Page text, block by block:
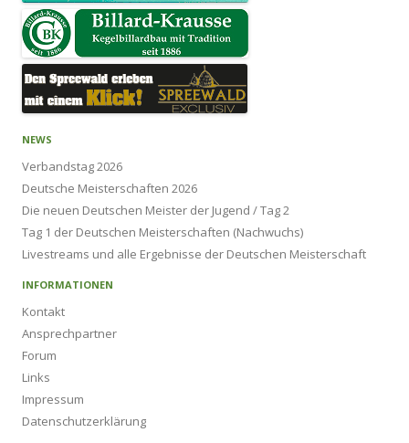
NEWS
Verbandstag 2026
Deutsche Meisterschaften 2026
Die neuen Deutschen Meister der Jugend / Tag 2
Tag 1 der Deutschen Meisterschaften (Nachwuchs)
Livestreams und alle Ergebnisse der Deutschen Meisterschaft
INFORMATIONEN
Kontakt
Ansprechpartner
Forum
Links
Impressum
Datenschutzerklärung